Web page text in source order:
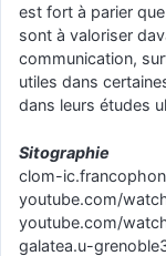
est fort à parier
sont à valoriser
communication,
utiles dans
dans leurs études
Sitographie
clom-
youtube.com/
youtube.com/
galatea.u-